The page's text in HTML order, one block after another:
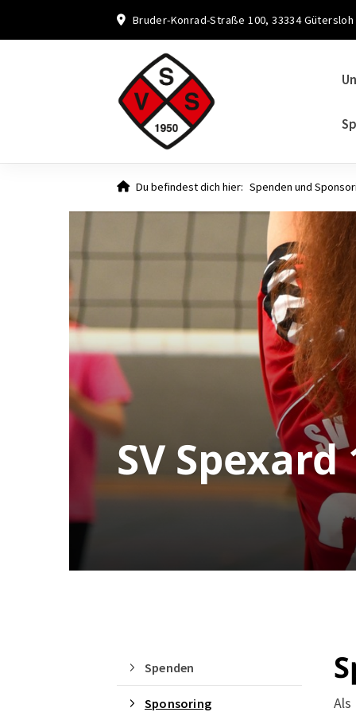
Bruder-Konrad-Straße 100, 33334 Gütersloh
Du befindest dich hier: Spenden und
SV Spexard
Spenden
Sponsoring
Quicklinks
Sportangebote finden